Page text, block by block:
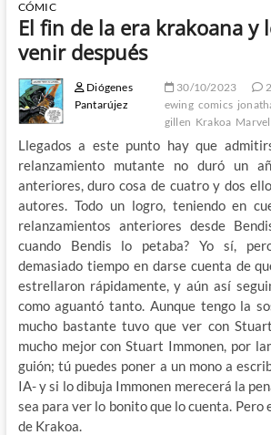
CÓMIC
El fin de la era krakoana y
venir después
Diógenes
Pantarújez
30/10/2023
ewing comics
gillen Krakoa Marvel
Llegados a este punto hay que
relanzamiento mutante no duró un
anteriores, duro cosa de cuatro y dos
autores. Todo un logro, teniendo en
relanzamientos anteriores desde
cuando Bendis lo petaba? Yo sí,
demasiado tiempo en darse cuenta de
estrellaron rápidamente, y aún así
como aguantó tanto. Aunque tengo la
mucho bastante tuvo que ver con
mucho mejor con Stuart Immonen, por
guión; tú puedes poner a un mono a
IA- y si lo dibuja Immonen merecerá la
sea para ver lo bonito que lo cuenta. Pero
de Krakoa.